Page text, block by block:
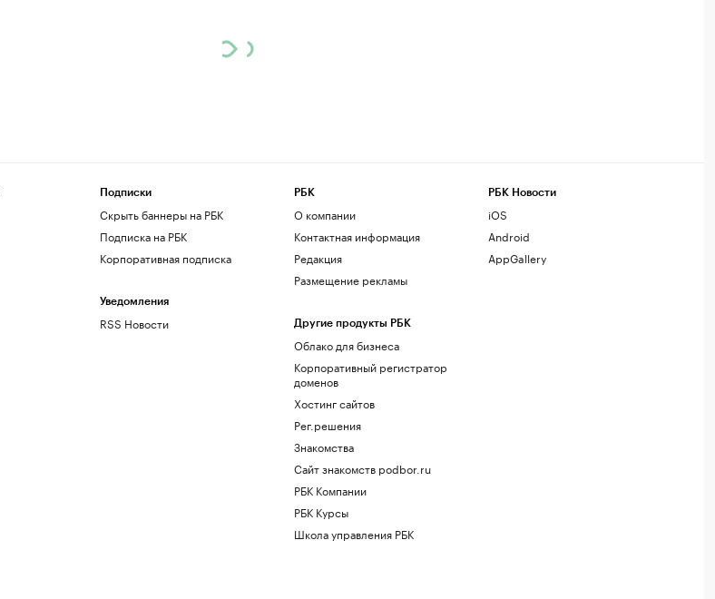
Подписки
Скрыть баннеры на РБК
Подписка на РБК
Корпоративная подписка
Уведомления
RSS Новости
РБК
О компании
Контактная информация
Редакция
Размещение рекламы
Другие продукты РБК
Облако для бизнеса
Корпоративный регистратор
доменов
Хостинг сайтов
Рег.решения
Знакомства
Сайт знакомств podbor.ru
РБК Компании
РБК Курсы
Школа управления РБК
РБК Новости
iOS
Android
AppGallery